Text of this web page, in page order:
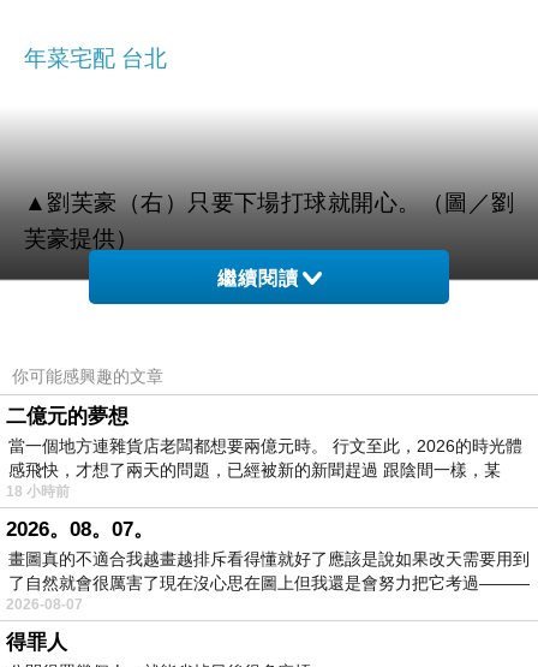
年菜宅配 台北
▲劉芙豪（右）只要下場打球就開心。（圖／劉
芙豪提供）
記者古依晴／專訪
劉芙豪從溪崑國中、中華中學到台北體院，就讀
的都是榮工體系學校，他說，剛到榮工覺得像在
部隊，學長學弟制讓他在國一和高一都處在緊繃
的狀態，甚至連綽號「小破」，也和小時候被霸
凌有關。小破說，我們這個年代被霸凌和處罰很
常見，就像是傳統球隊的洗禮，只要下場打球就
是舒壓，甚至在心裡偷偷默念學長的名字，把球
打得老遠。
繼續閱讀
你可能感興趣的文章
二億元的夢想
當一個地方連雜貨店老闆都想要兩億元時。 行文至此，2026的時光體
感飛快，才想了兩天的問題，已經被新的新聞趕過 跟陰間一樣，某
18 小時前
2026。08。07。
畫圖真的不適合我越畫越排斥看得懂就好了應該是說如果改天需要用到
了自然就會很厲害了現在沒心思在圖上但我還是會努力把它考過———
2026-08-07
得罪人